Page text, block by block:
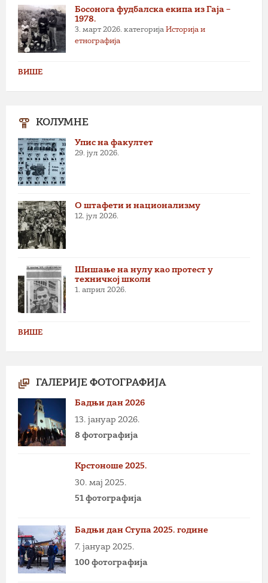
Босонога фудбалска екипа из Гаја –
1978.
3. март 2026. категорија Историја и
етнографија
ВИШЕ
КОЛУМНЕ
Упис на факултет
29. јул 2026.
О штафети и национализму
12. јул 2026.
Шишање на нулу као протест у
техничкој школи
1. април 2026.
ВИШЕ
ГАЛЕРИЈЕ ФОТОГРАФИЈА
Бадњи дан 2026
13. јануар 2026.
8 фотографија
Крстоноше 2025.
30. мај 2025.
51 фотографија
Бадњи дан Ступа 2025. године
7. јануар 2025.
100 фотографија